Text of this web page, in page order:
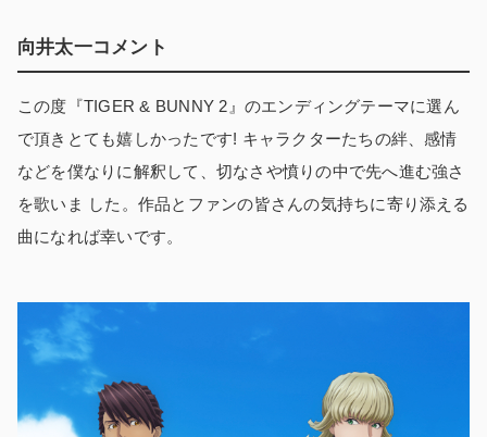
向井太一コメント
この度『TIGER & BUNNY 2』のエンディングテーマに選ん
で頂きとても嬉しかったです! キャラクターたちの絆、感情
などを僕なりに解釈して、切なさや憤りの中で先へ進む強さ
を歌いま した。作品とファンの皆さんの気持ちに寄り添える
曲になれば幸いです。